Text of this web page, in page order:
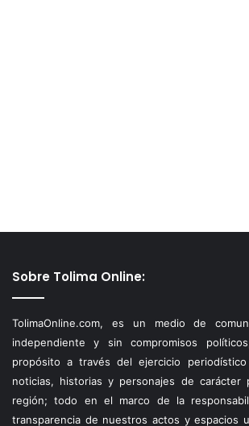
Sobre Tolima Online:
TolimaOnline.com, es un medio de
independiente y sin compromisos
propósito a través del ejercicio
noticias, historias y personajes de carácter
región; todo en el marco de la
transparencia de nuestros actos y espacios